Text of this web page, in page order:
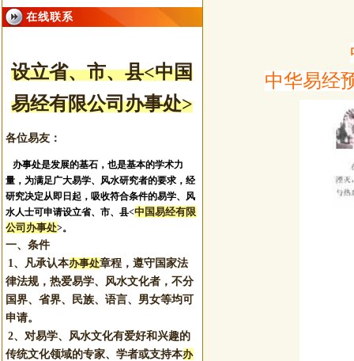
在线联系
设立省、市、县<中国
易经有限公司办事处>
各位易友：
办事处是发展的基石，也是基本的学术力
量，为满足广大易学、风水研究者的要求，经
研究决定从即日起，吸收符合条件的易学、风
水人士可申请设立省、市、县<中国易经有限
公司办事处>。
一、条件
1、凡承认本办事处章程，遵守国家法
律法规，热爱易学、风水文化者，不分
国界、省界、民族、语言、男女等均可
申请。
2、对易学、风水文化有爱好和兴趣的
传统文化领域的专家、学者或支持本办
中华易经